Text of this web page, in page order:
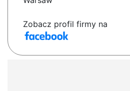
Zobacz profil firmy na